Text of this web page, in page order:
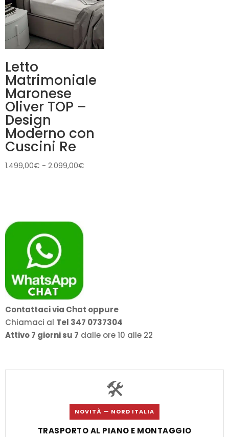
Letto
Matrimoniale
Maronese
Oliver TOP –
Design
Moderno con
Cuscini Re
1.499,00€ - 2.099,00€
Contattaci via Chat oppure
Chiamaci al Tel 347 0737304
Attivo 7 giorni su 7 dalle ore 10 alle 22
🛠️
NOVITÀ — NORD ITALIA
TRASPORTO AL PIANO E MONTAGGIO